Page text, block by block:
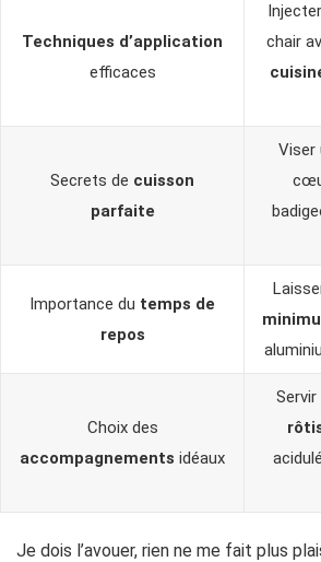
Techniques d’application
efficaces
chair
Secrets de cuisson
parfaite
Viser
Importance du temps de
repos
Choix des
accompagnements idéaux
Je dois l’avouer, rien ne me fait plus